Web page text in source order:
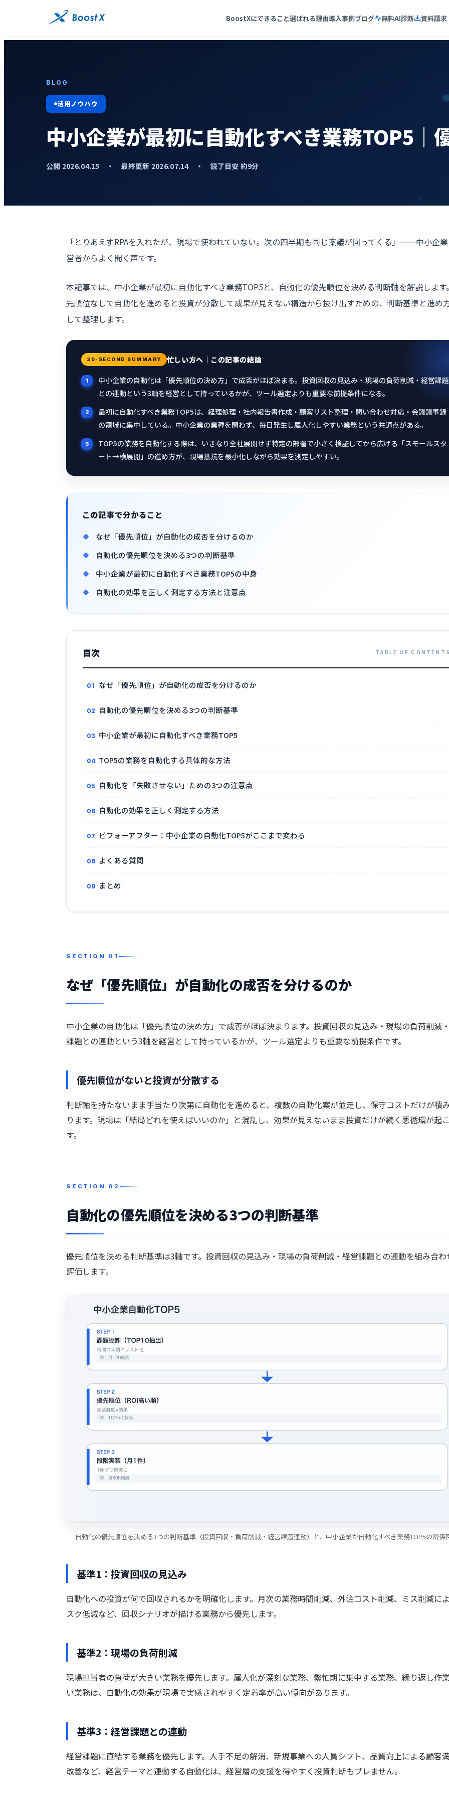
BoostXにできること選ばれる理由導入事例ブログ 無料AI診断 資料請求
BLOG
活用ノウハウ
中小企業が最初に自動化すべき業務TOP5｜
公開 2026.04.15 ・ 最終更新 2026.07.14 ・ 読了目安 約9分
「とりあえずRPAを入れたが、現場で使われていない。次の四半期も同じ稟議が回ってくる」——中小企
営者からよく聞く声です。
本記事では、中小企業が最初に自動化すべき業務TOP5と、自動化の優先順位を決める判断軸を解説します
先順位なしで自動化を進めると投資が分散して成果が見えない構造から抜け出すための、判断基準と進め
して整理します。
30-SECOND SUMMARY 忙しい方へ｜この記事の結論
中小企業の自動化は「優先順位の決め方」で成否がほぼ決まる。投資回収の見込み・現場の負荷削減・経営課題
との連動という3軸を経営として持っているかが、ツール選定よりも重要な前提条件になる。
最初に自動化すべき業務TOP5は、経理処理・社内報告書作成・顧客リスト整理・問い合わせ対応・会議議事録
の領域に集中している。中小企業の業種を問わず、毎日発生し属人化しやすい業務という共通点がある。
TOP5の業務を自動化する際は、いきなり全社展開せず特定の部署で小さく検証してから広げる「スモールスタ
ート→横展開」の進め方が、現場抵抗を最小化しながら効果を測定しやすい。
この記事で分かること
なぜ「優先順位」が自動化の成否を分けるのか
自動化の優先順位を決める3つの判断基準
中小企業が最初に自動化すべき業務TOP5の中身
自動化の効果を正しく測定する方法と注意点
目次
なぜ「優先順位」が自動化の成否を分けるのか
自動化の優先順位を決める3つの判断基準
中小企業が最初に自動化すべき業務TOP5
TOP5の業務を自動化する具体的な方法
自動化を「失敗させない」ための3つの注意点
自動化の効果を正しく測定する方法
ビフォーアフター：中小企業の自動化TOP5がここまで変わる
よくある質問
まとめ
なぜ「優先順位」が自動化の成否を分けるのか
中小企業の自動化は「優先順位の決め方」で成否がほぼ決まります。投資回収の見込み・現場の負荷削減
課題との連動という3軸を経営として持っているかが、ツール選定よりも重要な前提条件です。
優先順位がないと投資が分散する
判断軸を持たないまま手当たり次第に自動化を進めると、複数の自動化案が並走し、保守コストだけが積
ります。現場は「結局どれを使えばいいのか」と混乱し、効果が見えないまま投資だけが続く悪循環が起
す。
自動化の優先順位を決める3つの判断基準
優先順位を決める判断基準は3軸です。投資回収の見込み・現場の負荷削減・経営課題との連動を組み合わ
評価します。
自動化の優先順位を決める3つの判断基準（投資回収・負荷削減・経営課題連動）と、中小企業が自動化すべき業務TOP5の関係
基準1：投資回収の見込み
自動化への投資が何で回収されるかを明確化します。月次の業務時間削減、外注コスト削減、ミス削減に
スク低減など、回収シナリオが描ける業務から優先します。
基準2：現場の負荷削減
現場担当者の負荷が大きい業務を優先します。属人化が深刻な業務、繁忙期に集中する業務、繰り返し作
い業務は、自動化の効果が現場で実感されやすく定着率が高い傾向があります。
基準3：経営課題との連動
経営課題に直結する業務を優先します。人手不足の解消、新規事業への人員シフト、品質向上による顧客
改善など、経営テーマと連動する自動化は、経営層の支援を得やすく投資判断もブレません。